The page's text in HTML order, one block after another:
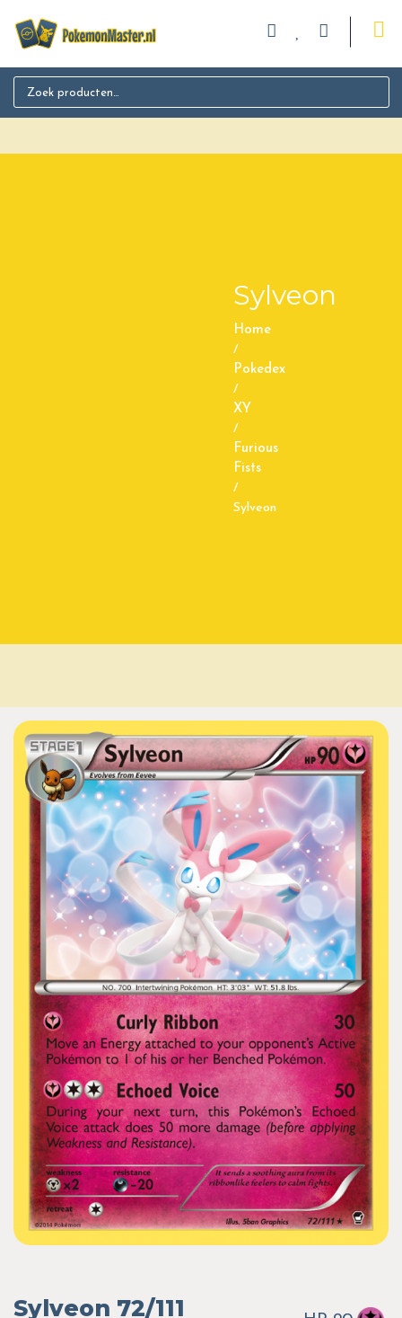
Search for:
Sylveon
Home
/
Pokedex
/
XY
/
Furious
Fists
/
Sylveon
Sylveon 72/111